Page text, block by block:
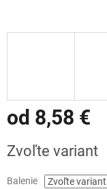
od 8,58 €
cena:
Zvoľte variant
Balenie